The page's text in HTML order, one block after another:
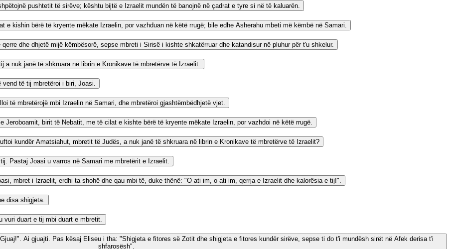
pushtetit të sirëve; kështu bijtë e Izraelit mundën të banojnë në çadrat e tyre si në të kaluarën.
kishin bërë të kryente mëkate Izraelin, por vazhduan në këtë rrugë; bile edhe Asherahu mbeti më këmbë në Samari.
dhe dhjetë mijë këmbësorë, sepse mbreti i Sirisë i kishte shkatërruar dhe katandisur në pluhur për t'u shkelur.
nuk janë të shkruara në librin e Kronikave të mbretërve të Izraelit.
të tij mbretëroi i biri, Joasi.
të mbretërojë mbi Izraelin në Samari, dhe mbretëroi gjashtëmbëdhjetë vjet.
birit të Nebatit, me të cilat e kishte bërë të kryente mëkate Izraelin, por vazhdoi në këtë rrugë.
kundër Amatsiahut, mbretit të Judës, a nuk janë të shkruara në librin e Kronikave të mbretërve të Izraelit?
Pastaj Joasi u varros në Samari me mbretërit e Izraelit.
mbret i Izraelit, erdhi ta shohë dhe qau mbi të, duke thënë: "O ati im, o ati im, qerrja e Izraelit dhe kalorësia e tij!".
disa shigjeta.
duart e tij mbi duart e mbretit.
Ai gjuajti. Pas kësaj Eliseu i tha: "Shigjeta e fitores së Zotit dhe shigjeta e fitores kundër sirëve, sepse ti do t'i mundësh sirët në Afek derisa t'i
shfarosësh".